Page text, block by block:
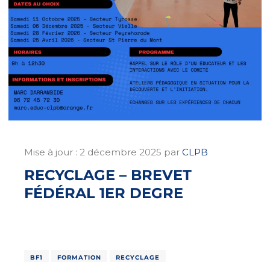
Mise à jour : 2 décembre 2025 par CLPB
RECYCLAGE – BREVET
FÉDÉRAL 1ER DEGRE
BF1 FORMATION RECYCLAGE